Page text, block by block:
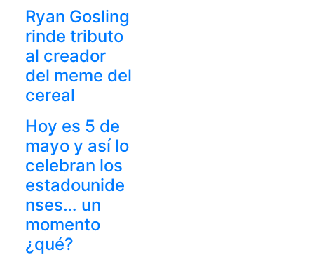
Ryan Gosling
rinde tributo
al creador
del meme del
cereal
Hoy es 5 de
mayo y así lo
celebran los
estadounide
nses… un
momento
¿qué?